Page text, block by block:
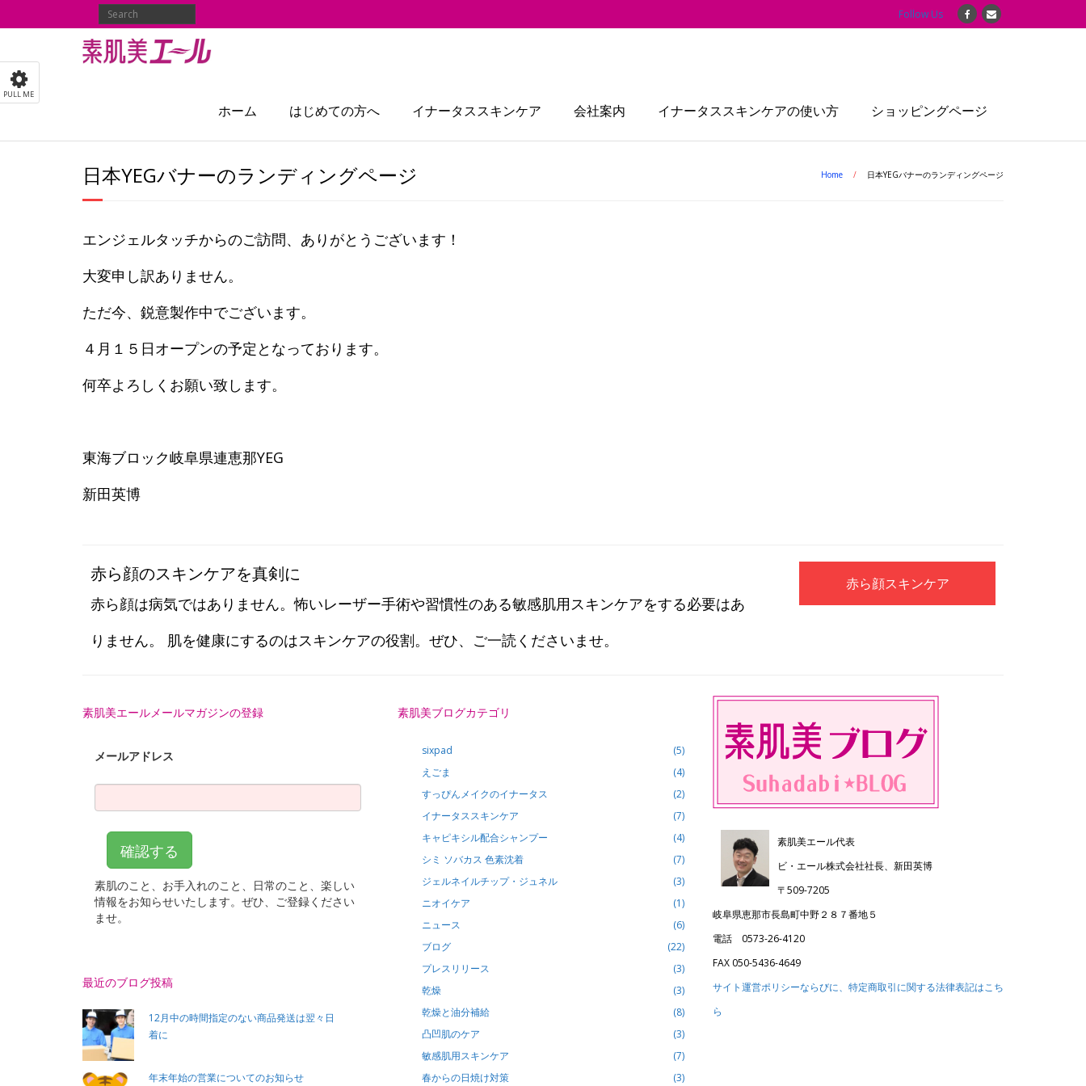
PULL ME
Follow Us
ホーム はじめての方へ イナータススキンケア 会社案内 イナータススキンケアの使い方 ショッピングページ
日本YEGバナーのランディングページ Home / 日本YEGバナーのランディングページ
エンジェルタッチからのご訪問、ありがとうございます！
大変申し訳ありません。
ただ今、鋭意製作中でございます。
４月１５日オープンの予定となっております。
何卒よろしくお願い致します。
東海ブロック岐阜県連恵那YEG
新田英博
赤ら顔のスキンケアを真剣に
赤ら顔は病気ではありません。怖いレーザー手術や習慣性のある敏感肌用スキンケアをする必要はあ
りません。 肌を健康にするのはスキンケアの役割。ぜひ、ご一読くださいませ。
赤ら顔スキンケア
素肌美エールメールマガジンの登録
最近のブログ投稿
12月中の時間指定のない商品発送は翌々日
着に
年末年始の営業についてのお知らせ
素肌美ブログカテゴリ
sixpad
(5)
えごま
(4)
すっぴんメイクのイナータス
(2)
イナータススキンケア
(7)
キャピキシル配合シャンプー
(4)
シミ ソバカス 色素沈着
(7)
ジェルネイルチップ・ジュネル
(3)
ニオイケア
(1)
ニュース
(6)
ブログ
(22)
プレスリリース
(3)
乾燥
(3)
乾燥と油分補給
(8)
凸凹肌のケア
(3)
敏感肌用スキンケア
(7)
春からの日焼け対策
(3)
素肌美エール代表
ビ・エール株式会社社長、新田英博
〒509-7205
岐阜県恵那市長島町中野２８７番地５
電話 0573-26-4120
FAX 050-5436-4649
サイト運営ポリシーならびに、特定商取引に関する法律表記はこち
ら